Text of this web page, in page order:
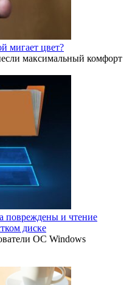
мигает цвет?
максимальный комфорт
повреждены и чтение
диске
ОС Windows